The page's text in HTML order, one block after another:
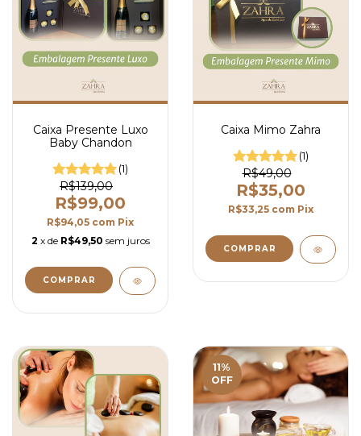
Caixa Presente Luxo
Baby Chandon
(1)
R$139,00
R$99,00
R$94,05 com Pix
2 x de R$49,50 sem juros
Caixa Mimo Zahra
(1)
R$49,00
R$35,00
R$33,25 com Pix
11%
OFF